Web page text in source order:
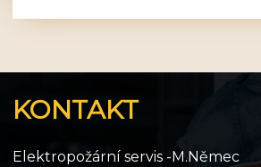
KONTAKT
Elektropožární servis -M.Němec